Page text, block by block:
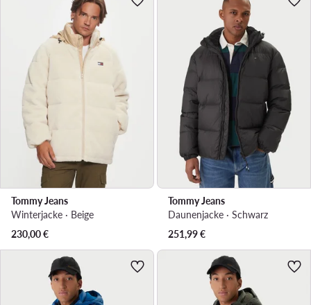
Tommy Jeans
Winterjacke · Beige
230,00€
Tommy Jeans
Daunenjacke · Schwarz
251,99€